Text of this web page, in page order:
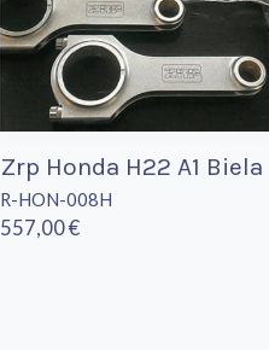
Zrp Honda H22 A1 Biela
R-HON-008H
557,00 €